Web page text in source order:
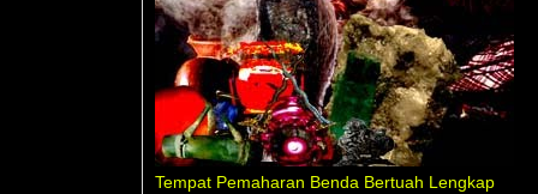
Tempat Pemaharan Benda Bertuah Lengkap